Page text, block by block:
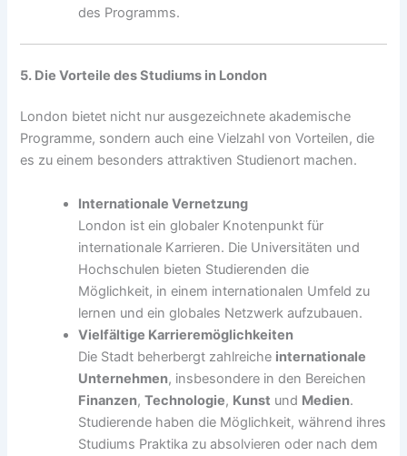
des Programms.
5. Die Vorteile des Studiums in London
London bietet nicht nur ausgezeichnete akademische
Programme, sondern auch eine Vielzahl von Vorteilen, die
es zu einem besonders attraktiven Studienort machen.
Internationale Vernetzung
London ist ein globaler Knotenpunkt für
internationale Karrieren. Die Universitäten und
Hochschulen bieten Studierenden die
Möglichkeit, in einem internationalen Umfeld zu
lernen und ein globales Netzwerk aufzubauen.
Vielfältige Karrieremöglichkeiten
Die Stadt beherbergt zahlreiche internationale
Unternehmen, insbesondere in den Bereichen
Finanzen,Technologie, Kunst und Medien.
Studierende haben die Möglichkeit, während ihres
Studiums Praktika zu absolvieren oder nach dem